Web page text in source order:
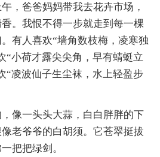
，爸爸妈妈带我去花卉市场，
。我恨不得一步就走到每一棵
有人喜欢“墙角数枝梅，凌寒独
“小荷才露尖尖角，早有蜻蜓立
“凌波仙子生尘袜，水上轻盈步
像一头头大蒜，白白胖胖的下
老爷爷的白胡须。它苍翠挺拔
把把绿剑。